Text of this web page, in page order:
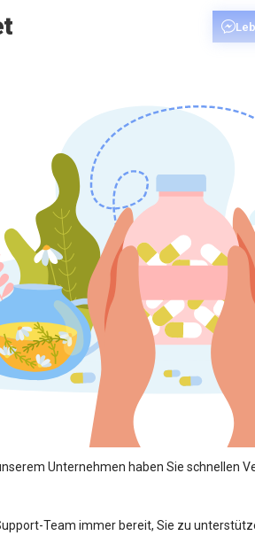
Unternehmen haben Sie schnellen
Team immer bereit, Sie zu